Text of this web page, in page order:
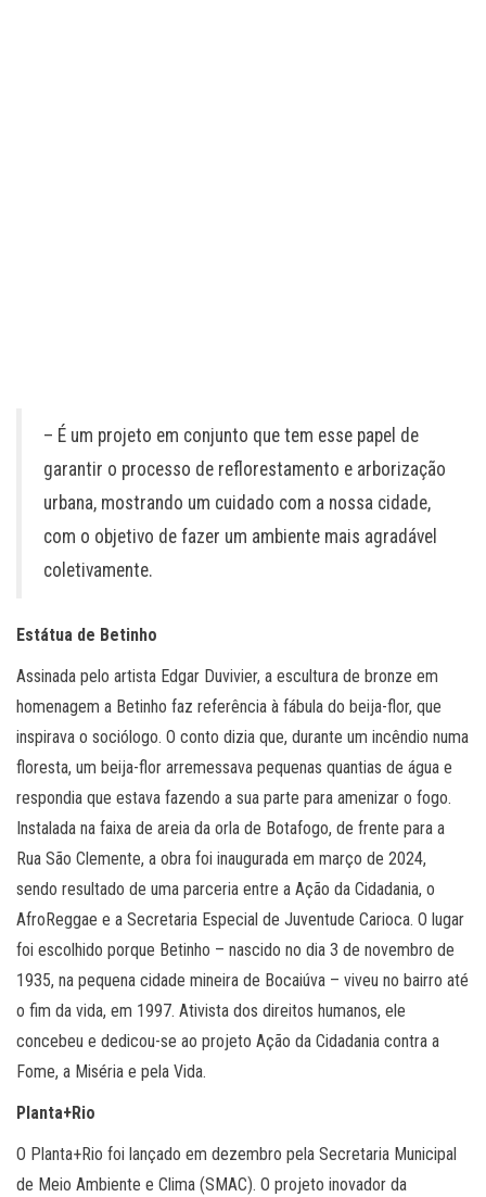
– É um projeto em conjunto que tem esse papel de
garantir o processo de reflorestamento e arborização
urbana, mostrando um cuidado com a nossa cidade,
com o objetivo de fazer um ambiente mais agradável
coletivamente.
Estátua de Betinho
Assinada pelo artista Edgar Duvivier, a escultura de bronze em
homenagem a Betinho faz referência à fábula do beija-flor, que
inspirava o sociólogo. O conto dizia que, durante um incêndio numa
floresta, um beija-flor arremessava pequenas quantias de água e
respondia que estava fazendo a sua parte para amenizar o fogo.
Instalada na faixa de areia da orla de Botafogo, de frente para a
Rua São Clemente, a obra foi inaugurada em março de 2024,
sendo resultado de uma parceria entre a Ação da Cidadania, o
AfroReggae e a Secretaria Especial de Juventude Carioca. O lugar
foi escolhido porque Betinho – nascido no dia 3 de novembro de
1935, na pequena cidade mineira de Bocaiúva – viveu no bairro até
o fim da vida, em 1997. Ativista dos direitos humanos, ele
concebeu e dedicou-se ao projeto Ação da Cidadania contra a
Fome, a Miséria e pela Vida.
Planta+Rio
O Planta+Rio foi lançado em dezembro pela Secretaria Municipal
de Meio Ambiente e Clima (SMAC). O projeto inovador da